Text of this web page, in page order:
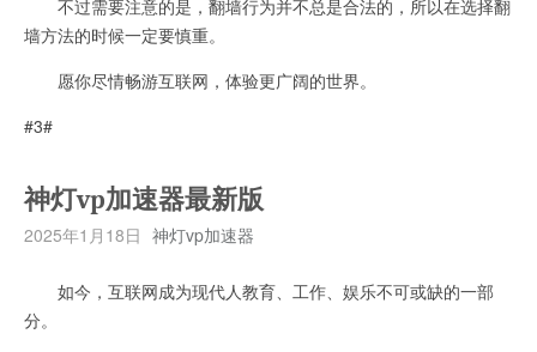
不过需要注意的是，翻墙行为并不总是合法的，所以在选择翻
墙方法的时候一定要慎重。
愿你尽情畅游互联网，体验更广阔的世界。
#3#
神灯vp加速器最新版
2025年1月18日 神灯vp加速器
如今，互联网成为现代人教育、工作、娱乐不可或缺的一部
分。